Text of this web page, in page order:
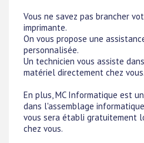
Vous ne savez pas brancher
imprimante.
On vous propose une
personnalisée.
Un technicien vous assiste
matériel directement chez vous.
En plus, MC Informatique est
dans l'assemblage
vous sera établi gratuitement
chez vous.